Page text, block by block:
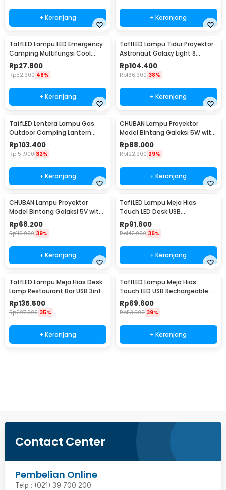
+ Keranjang + Keranjang
TaffLED Lampu LED Emergency
Camping Multifungsi Cool
White 10W 1200mAh - LB171
Rp27.800
Rp52.900 48%
+ Keranjang
TaffLED Lampu Tidur Proyektor
Astronaut Galaxy Light 8
Colors 5W 240V - HD481
Rp104.400
Rp166.900 38%
+ Keranjang
TaffLED Lentera Lampu Gas
Outdoor Camping Lantern
Lamp - BRS-55
Rp103.400
Rp151.900 32%
+ Keranjang
CHUBAN Lampu Proyektor
Model Bintang Galaksi 5W with
Remote Control - HR-F3
Rp88.000
Rp122.900 29%
+ Keranjang
CHUBAN Lampu Proyektor
Model Bintang Galaksi 5V with
Remote Control - HR-F2
Rp68.200
Rp110.900 39%
+ Keranjang
TaffLED Lampu Meja Hias
Touch LED Desk USB
Rechargeable Tri Color 3W -
J420
Rp91.600
Rp142.900 36%
+ Keranjang
TaffLED Lampu Meja Hias Desk
Lamp Restaurant Bar USB 3in1
Color - TW54
Rp135.500
Rp207.900 35%
+ Keranjang
TaffLED Lampu Meja Hias
Touch LED USB Rechargeable
Tri Color 1W - BRF5
Rp69.600
Rp113.900 39%
+ Keranjang
Contact Center
Pembelian Online
Telp : (021) 39 700 200